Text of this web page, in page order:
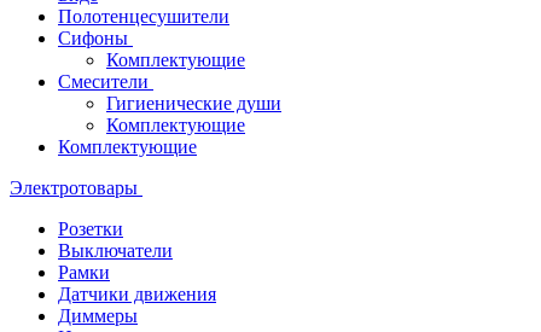
Полотенцесушители
Сифоны
Комплектующие
Смесители
Гигиенические души
Комплектующие
Комплектующие
Электротовары
Розетки
Выключатели
Рамки
Датчики движения
Диммеры